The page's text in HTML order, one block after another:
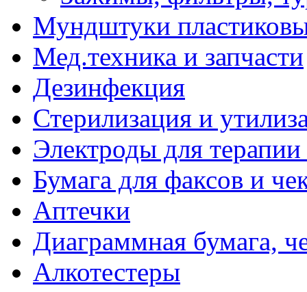
Мундштуки
Мед.техника и запчасти
Дезинфекция
Стерилизация и
Электроды для
Бумага для факсов и
Аптечки
Диаграммная бумага,
Алкотестеры